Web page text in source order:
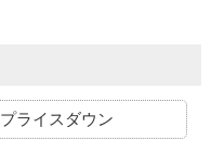
プライスダウン